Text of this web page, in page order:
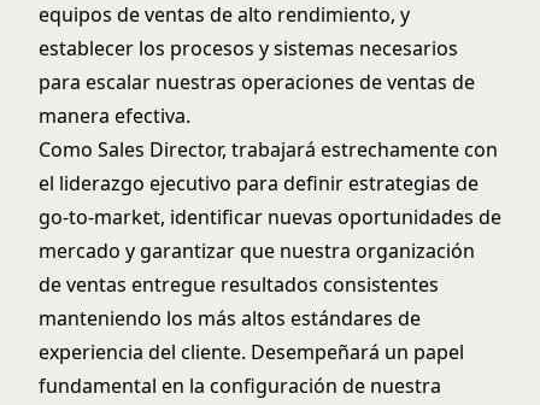
equipos de ventas de alto rendimiento, y
establecer los procesos y sistemas necesarios
para escalar nuestras operaciones de ventas de
manera efectiva.
Como Sales Director, trabajará estrechamente con
el liderazgo ejecutivo para definir estrategias de
go-to-market, identificar nuevas oportunidades de
mercado y garantizar que nuestra organización
de ventas entregue resultados consistentes
manteniendo los más altos estándares de
experiencia del cliente. Desempeñará un papel
fundamental en la configuración de nuestra